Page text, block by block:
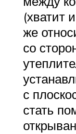
(хватит
же
со
с
стать